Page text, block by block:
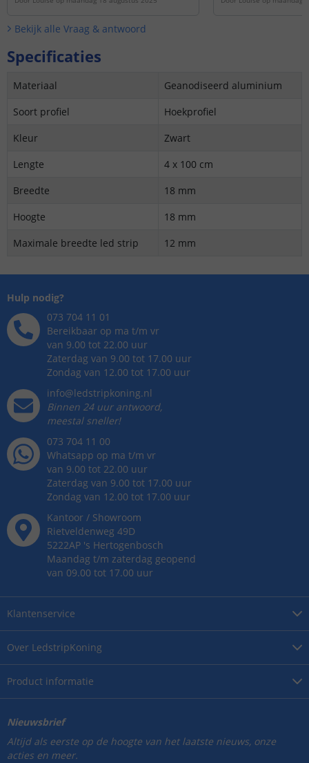
Bekijk alle Vraag & antwoord
Specificaties
Materiaal
Geanodiseerd aluminium
Soort profiel
Hoekprofiel
Kleur
Zwart
Lengte
4 x 100 cm
Breedte
18 mm
Hoogte
18 mm
Maximale breedte led strip
12 mm
Over LedstripKoning
Product informatie
Klantenservice
Hulp nodig?
073 704 11 01
Bereikbaar op ma t/m vr
van 9.00 tot 22.00 uur
Zaterdag van 9.00 tot 17.00 uur
Zondag van 12.00 tot 17.00 uur
info@ledstripkoning.nl
Binnen 24 uur antwoord,
meestal sneller!
073 704 11 00
Whatsapp op ma t/m vr
van 9.00 tot 22.00 uur
Zaterdag van 9.00 tot 17.00 uur
Zondag van 12.00 tot 17.00 uur
Kantoor / Showroom
Rietveldenweg 49D
5222AP 's Hertogenbosch
Maandag t/m zaterdag geopend
van 09.00 tot 17.00 uur
Nieuwsbrief
Altijd als eerste op de hoogte van het laatste nieuws, onze
acties en meer.